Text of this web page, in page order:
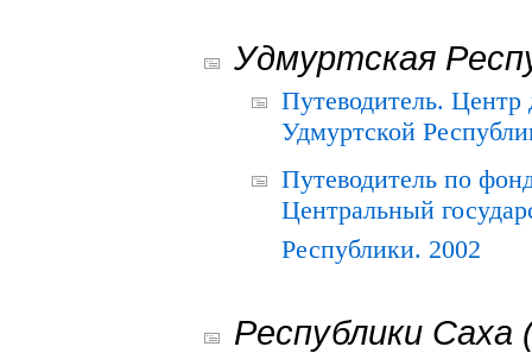
Удмуртская
Путеводитель.
Удмуртской
Путеводитель по
Центральный
Республики. 2002
Республики Саха